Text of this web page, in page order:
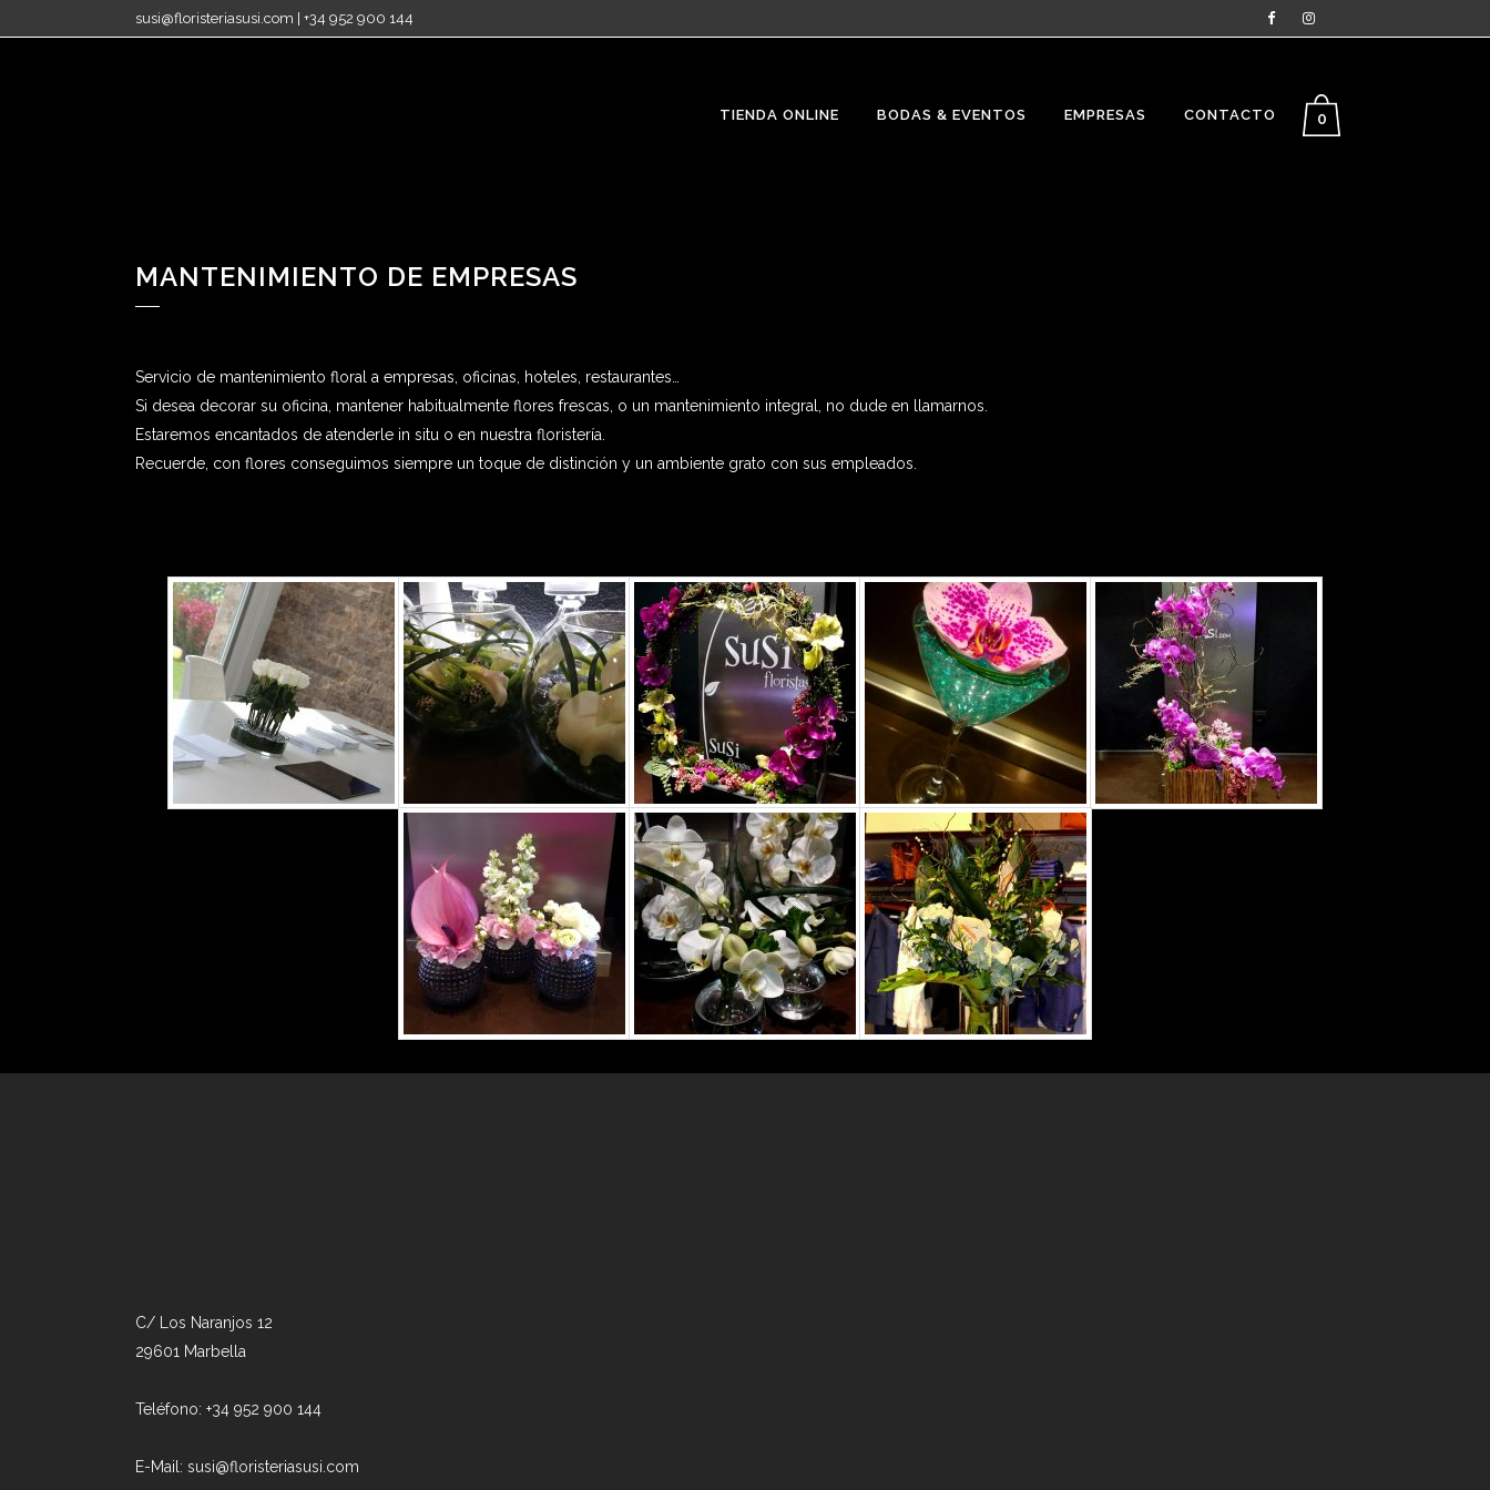
susi@floristeriasusi.com | +34 952 900 144
0
TIENDA ONLINE BODAS & EVENTOS EMPRESAS CONTACTO
MANTENIMIENTO DE EMPRESAS
Servicio de mantenimiento floral a empresas, oficinas, hoteles, restaurantes…
Si desea decorar su oficina, mantener habitualmente flores frescas, o un mantenimiento integral, no dude en llamarnos.
Estaremos encantados de atenderle in situ o en nuestra floristería.
Recuerde, con flores conseguimos siempre un toque de distinción y un ambiente grato con sus empleados.
C/ Los Naranjos 12
29601 Marbella
Teléfono: +34 952 900 144
E-Mail: susi@floristeriasusi.com